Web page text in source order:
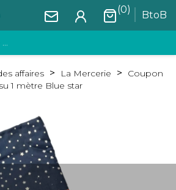
BtoB
(0)
affaires La Mercerie
Coupon
1 mètre Blue star